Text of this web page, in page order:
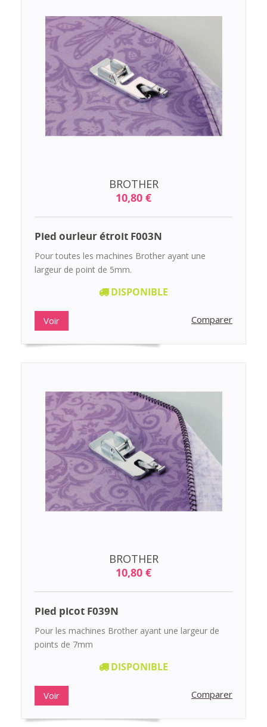
BROTHER
10,80 €
Pied ourleur étroit F003N
Pour toutes les machines Brother ayant une
largeur de point de 5mm.
DISPONIBLE
Voir Comparer
BROTHER
10,80 €
Pied picot F039N
Pour les machines Brother ayant une largeur de
points de 7mm
DISPONIBLE
Voir Comparer